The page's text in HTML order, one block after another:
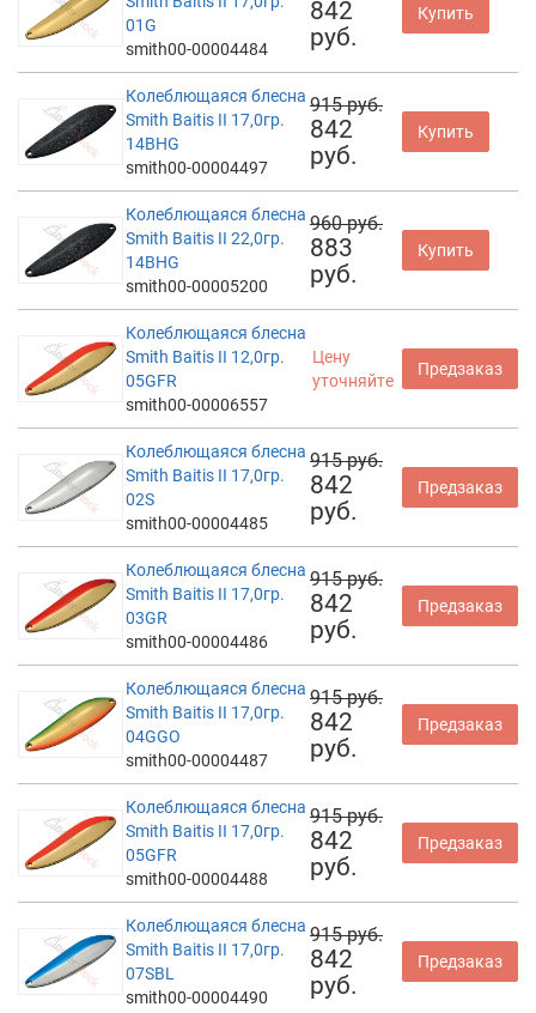
01G
smith00-00004484
842
руб.
Купить
Колеблющаяся блесна
Smith Baitis II 17,0гр.
14BHG
smith00-00004497
915 руб.
842
руб.
Купить
Колеблющаяся блесна
Smith Baitis II 22,0гр.
14BHG
smith00-00005200
960 руб.
883
руб.
Купить
Колеблющаяся блесна
Smith Baitis II 12,0гр.
05GFR
smith00-00006557
Цену
уточняйте
Предзаказ
Колеблющаяся блесна
Smith Baitis II 17,0гр.
02S
smith00-00004485
915 руб.
842
руб.
Предзаказ
Колеблющаяся блесна
Smith Baitis II 17,0гр.
03GR
smith00-00004486
915 руб.
842
руб.
Предзаказ
Колеблющаяся блесна
Smith Baitis II 17,0гр.
04GGO
smith00-00004487
915 руб.
842
руб.
Предзаказ
Колеблющаяся блесна
Smith Baitis II 17,0гр.
05GFR
smith00-00004488
915 руб.
842
руб.
Предзаказ
Колеблющаяся блесна
Smith Baitis II 17,0гр.
07SBL
smith00-00004490
915 руб.
842
руб.
Предзаказ